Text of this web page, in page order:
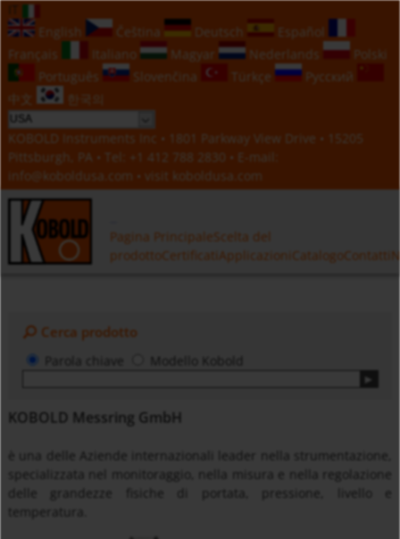
English
Čeština Deutsch
Español
Français
Italiano Magyar Nederlands
Polski
Português
Slovenčina Türkçe
Русский
中文
한국의
KOBOLD Instruments Inc • 1801 Parkway View Drive • 15205
Pittsburgh, PA • Tel:
+1 412 788 2830 • E-mail:
info@koboldusa.com • visit koboldusa.com
Pagina PrincipaleScelta del
prodottoCertificati Applicazioni CatalogoContatti
Cerca prodotto
Modello Kobold
KOBOLD Messring GmbH
è una delle Aziende internazionali leader nella strumentazione,
specializzata nel monitoraggio, nella misura e nella regolazione
delle grandezze fisiche di portata, pressione, livello e